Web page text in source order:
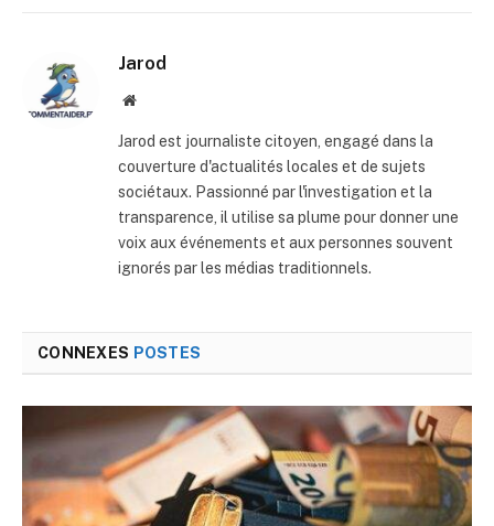
Jarod
Site
Jarod est journaliste citoyen, engagé dans la
couverture d'actualités locales et de sujets
sociétaux. Passionné par l'investigation et la
transparence, il utilise sa plume pour donner une
voix aux événements et aux personnes souvent
ignorés par les médias traditionnels.
CONNEXES POSTES